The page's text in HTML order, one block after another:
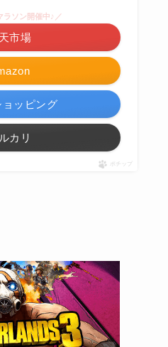
ラソン開催中♪／
市場
ョッピング
カリ
ポチップ